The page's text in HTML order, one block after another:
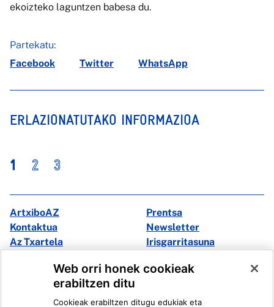
ekoizteko laguntzen babesa du.
Partekatu:
Facebook
Twitter WhatsApp
ERLAZIONATUTAKO INFORMAZIOA
1 2 3
ArtxiboAZ
Prentsa
Kontaktua
Newsletter
Az Txartela
Irisgarritasuna
Web orri honek cookieak
erabiltzen ditu
Cookieak erabiltzen ditugu edukiak eta